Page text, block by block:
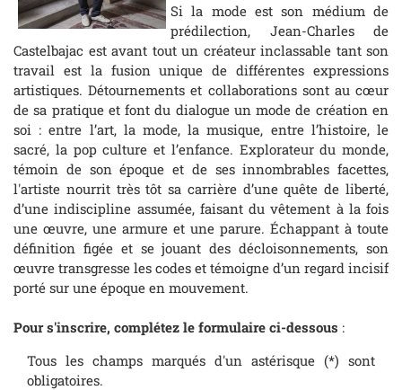
Si la mode est son médium de
prédilection, Jean-Charles de
Castelbajac est avant tout un créateur inclassable tant son
travail est la fusion unique de différentes expressions
artistiques. Détournements et collaborations sont au cœur
de sa pratique et font du dialogue un mode de création en
soi : entre l’art, la mode, la musique, entre l’histoire, le
sacré, la pop culture et l’enfance. Explorateur du monde,
témoin de son époque et de ses innombrables facettes,
l'artiste nourrit très tôt sa carrière d’une quête de liberté,
d’une indiscipline assumée, faisant du vêtement à la fois
une œuvre, une armure et une parure. Échappant à toute
définition figée et se jouant des décloisonnements, son
œuvre transgresse les codes et témoigne d’un regard incisif
porté sur une époque en mouvement.
Pour s'inscrire, complétez le formulaire ci-dessous :
Tous les champs marqués d'un astérisque (*) sont
obligatoires.